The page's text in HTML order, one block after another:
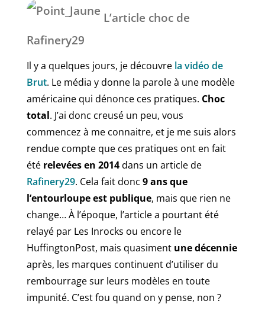
L’article choc de
Rafinery29
Il y a quelques jours, je découvre la vidéo de
Brut. Le média y donne la parole à une modèle
américaine qui dénonce ces pratiques. Choc
total. J’ai donc creusé un peu, vous
commencez à me connaitre, et je me suis alors
rendue compte que ces pratiques ont en fait
été relevées en 2014dans un article de
Rafinery29. Cela fait donc 9 ans que
l’entourloupe est publique, mais que rien ne
change… À l’époque, l’article a pourtant été
relayé par Les Inrocks ou encore le
HuffingtonPost, mais quasiment une décennie
après, les marques continuent d’utiliser du
rembourrage sur leurs modèles en toute
impunité. C’est fou quand on y pense, non ?